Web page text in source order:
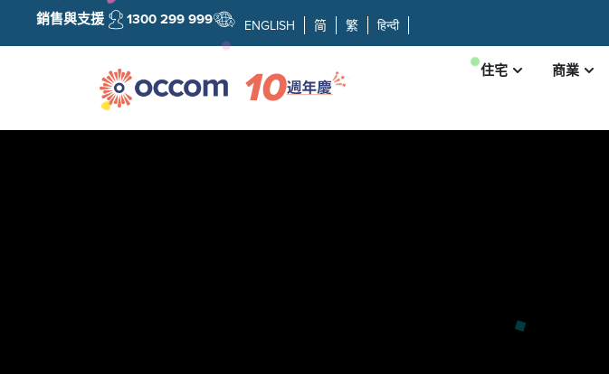
銷售與支援 1300 299 999 ENGLISH 简 繁 हिन्दी
住宅 商業